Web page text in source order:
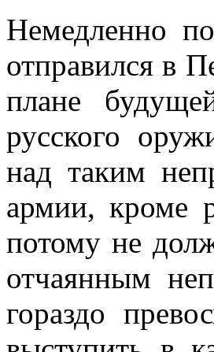
Немедленно
отправился в
плане
русского
над таким
армии, кроме
потому не
отчаянным
гораздо